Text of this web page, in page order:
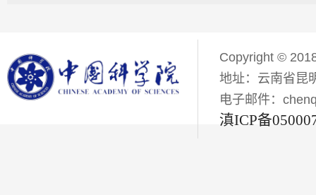
Copyright ©
地址：云南省昆
电子邮件：
滇ICP备